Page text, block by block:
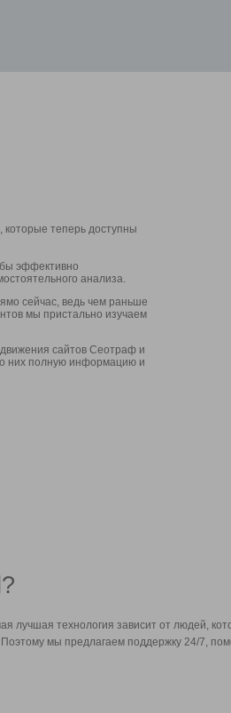
теперь доступны
эффективно
анализа.
сейчас, ведь чем раньше
мы пристально изучаем
сайтов Сеотраф и
о них полную информацию и
лучшая технология зависит от людей,
мы предлагаем поддержку 24/7,